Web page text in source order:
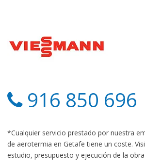
916 850 696
*Cualquier servicio prestado por nuestra
de aerotermia en Getafe tiene un coste.
estudio, presupuesto y ejecución de la